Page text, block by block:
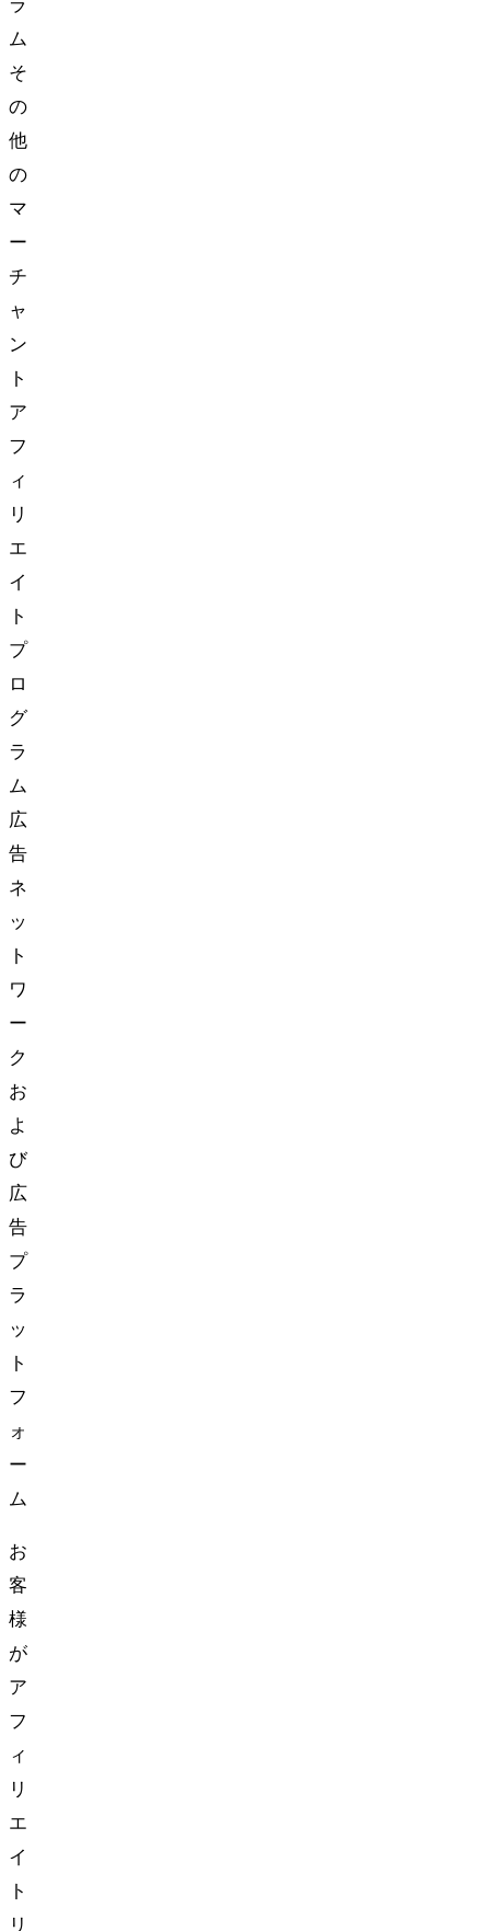
ラ
ム
そ
の
他
の
マ
ー
チ
ャ
ン
ト
ア
フ
ィ
リ
エ
イ
ト
プ
ロ
グ
ラ
ム
広
告
ネ
ッ
ト
ワ
ー
ク
お
よ
び
広
告
プ
ラ
ッ
ト
フ
ォ
ー
ム
お
客
様
が
ア
フ
ィ
リ
エ
イ
ト
リ